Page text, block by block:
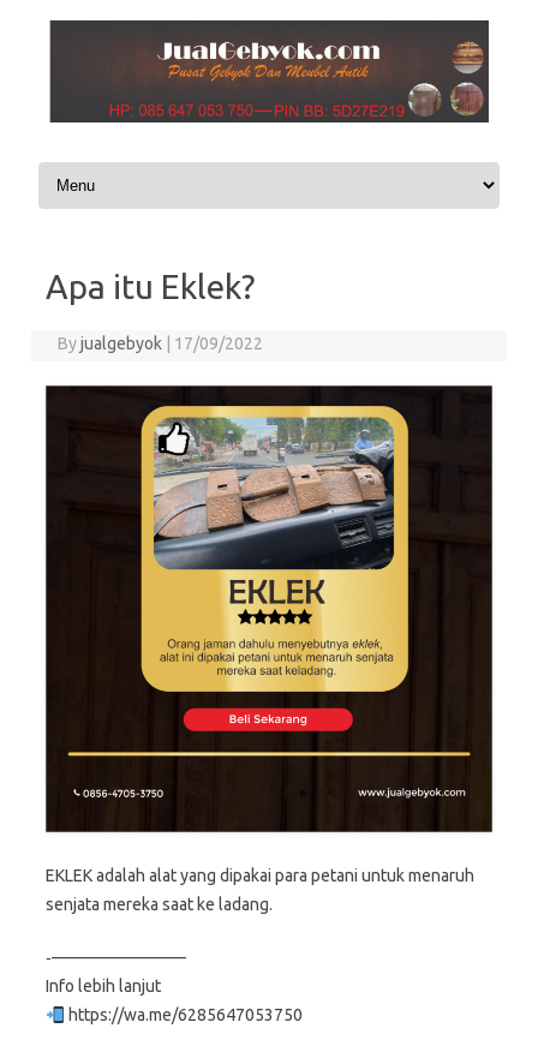
Skip to content
Apa itu Eklek?
Byjualgebyok 17/09/2022
EKLEK adalah alat yang dipakai para petani untuk menaruh
senjata mereka saat ke ladang.
‐————————
Info lebih lanjut
https://wa.me/6285647053750